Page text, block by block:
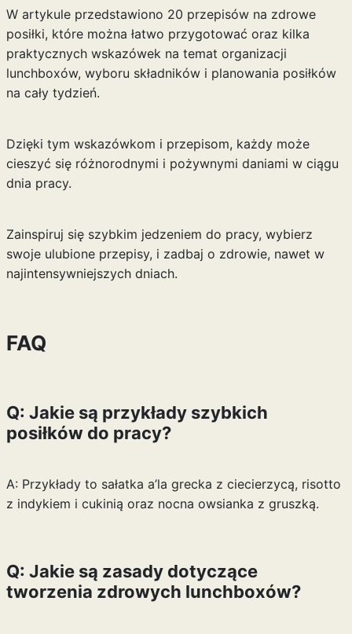
W artykule przedstawiono 20 przepisów na zdrowe
posiłki, które można łatwo przygotować oraz kilka
praktycznych wskazówek na temat organizacji
lunchboxów, wyboru składników i planowania posiłków
na cały tydzień.
Dzięki tym wskazówkom i przepisom, każdy może
cieszyć się różnorodnymi i pożywnymi daniami w ciągu
dnia pracy.
Zainspiruj się szybkim jedzeniem do pracy, wybierz
swoje ulubione przepisy, i zadbaj o zdrowie, nawet w
najintensywniejszych dniach.
FAQ
Q: Jakie są przykłady szybkich
posiłków do pracy?
A: Przykłady to sałatka a’la grecka z ciecierzycą, risotto
z indykiem i cukinią oraz nocna owsianka z gruszką.
Q: Jakie są zasady dotyczące
tworzenia zdrowych lunchboxów?